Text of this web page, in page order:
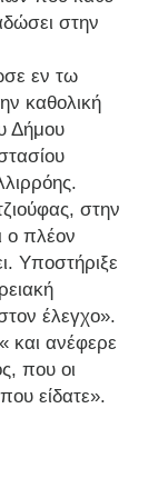
στην
εν τω
καθολική
Δήμου
στην
ο πλέον
Υποστήριξε
έλεγχο».
και ανέφερε
που οι
είδατε».